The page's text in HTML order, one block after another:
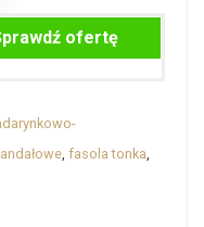
ofertę
fasola tonka